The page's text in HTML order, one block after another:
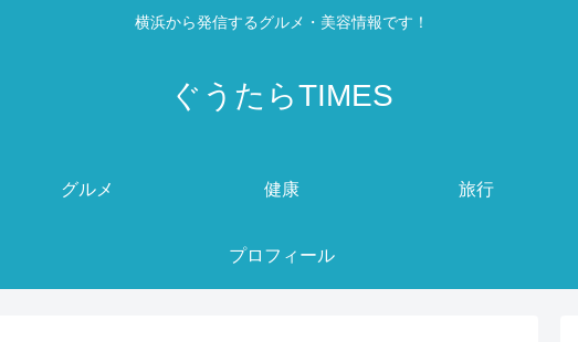
横浜から発信するグルメ・美容情報です！
ぐうたらTIMES
グルメ 健康 旅行
プロフィール